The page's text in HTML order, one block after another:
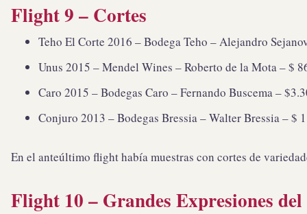
Flight 9 – Cortes
Teho El Corte 2016 – Bodega Teho – Alejandro
Unus 2015 – Mendel Wines – Roberto de la Mota – $
Caro 2015 – Bodegas Caro – Fernando Buscema –
Conjuro 2013 – Bodegas Bressia – Walter Bressia – $
En el anteúltimo flight había muestras con cortes de
Flight 10 – Grandes Expresiones